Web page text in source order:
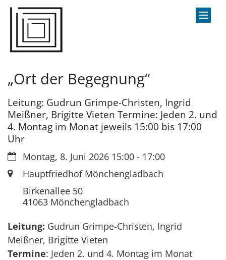
Zum Inhalt springen
„Ort der Begegnung“
Leitung: Gudrun Grimpe-Christen, Ingrid
Meißner, Brigitte Vieten Termine: Jeden 2. und
4. Montag im Monat jeweils 15:00 bis 17:00
Uhr
Datum:Montag, 8. Juni 2026 15:00 - 17:00
Ort: Hauptfriedhof Mönchengladbach
Birkenallee 50
41063 Mönchengladbach
Leitung: Gudrun Grimpe-Christen, Ingrid
Meißner, Brigitte Vieten
Termine: Jeden 2. und 4. Montag im Monat